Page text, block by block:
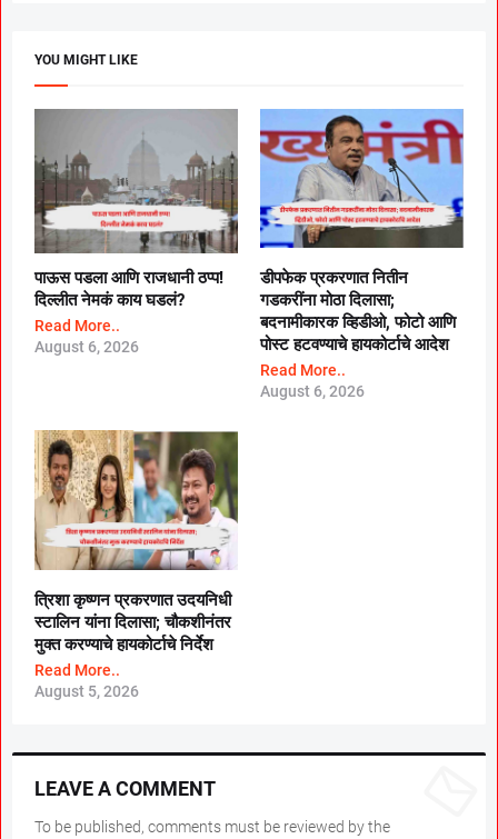
YOU MIGHT LIKE
पाऊस पडला आणि राजधानी ठप्प!
दिल्लीत नेमकं काय घडलं?
Read More..
August 6, 2026
डीपफेक प्रकरणात नितीन
गडकरींना मोठा दिलासा;
बदनामीकारक व्हिडीओ, फोटो आणि
पोस्ट हटवण्याचे हायकोर्टाचे आदेश
Read More..
August 6, 2026
त्रिशा कृष्णन प्रकरणात उदयनिधी
स्टालिन यांना दिलासा; चौकशीनंतर
मुक्त करण्याचे हायकोर्टाचे निर्देश
Read More..
August 5, 2026
LEAVE A COMMENT
To be published, comments must be reviewed by the